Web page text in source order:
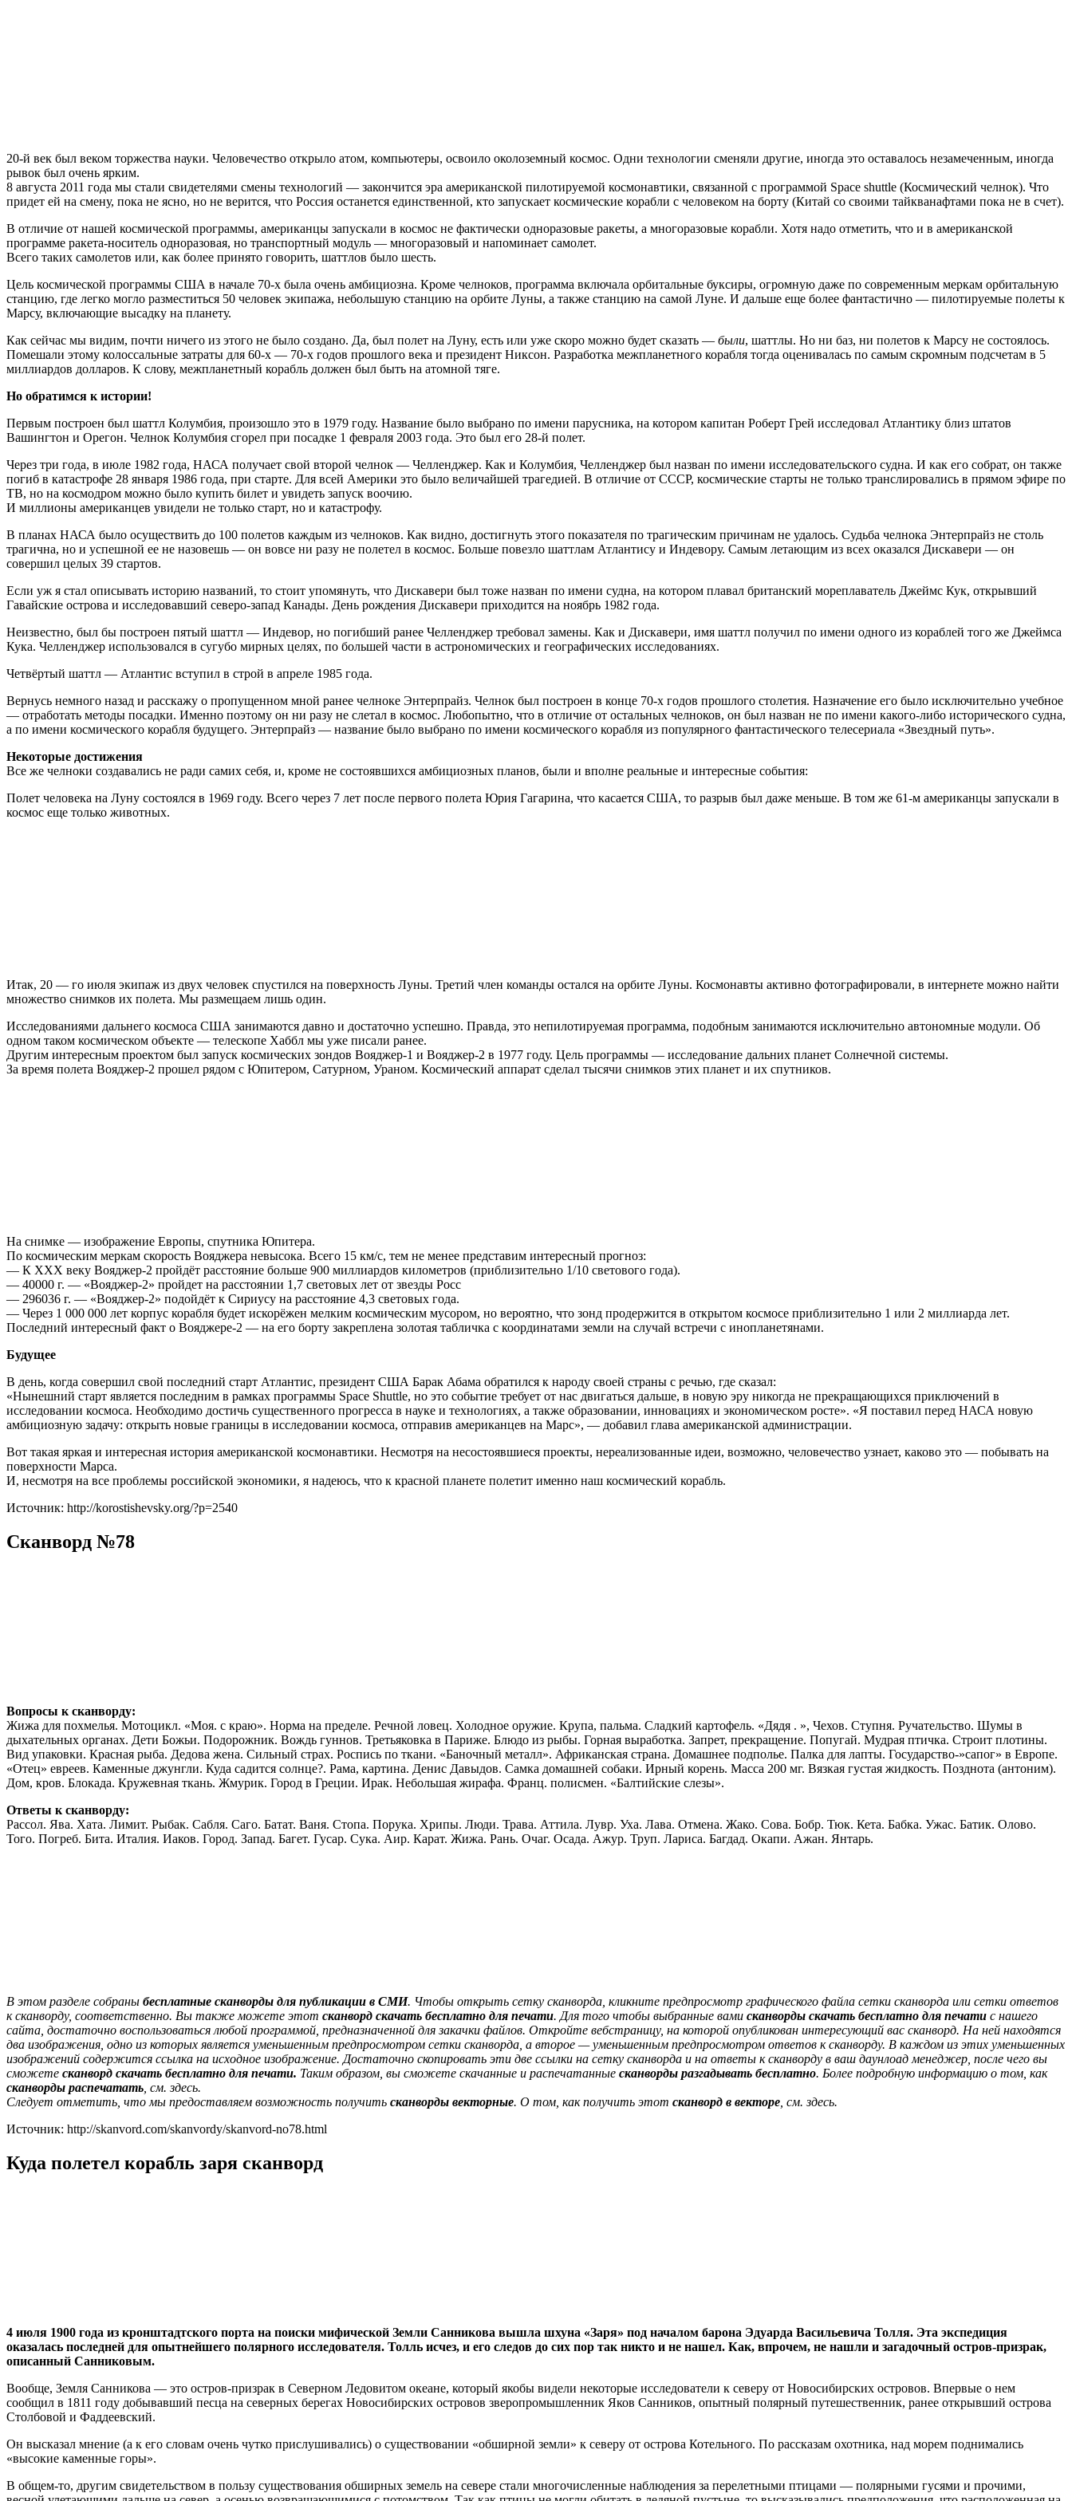
20-й век был веком торжества науки. Человечество открыло атом, компьютеры, освоило околоземный космос. Одни технологии сменяли другие, иногда это оставалось незамеченным, иногда
рывок был очень ярким.
8 августа 2011 года мы стали свидетелями смены технологий — закончится эра американской пилотируемой космонавтики, связанной с программой Space shuttle (Космический челнок). Что
придет ей на смену, пока не ясно, но не верится, что Россия останется единственной, кто запускает космические корабли с человеком на борту (Китай со своими тайкванафтами пока не в счет).
В отличие от нашей космической программы, американцы запускали в космос не фактически одноразовые ракеты, а многоразовые корабли. Хотя надо отметить, что и в американской
программе ракета-носитель одноразовая, но транспортный модуль — многоразовый и напоминает самолет.
Всего таких самолетов или, как более принято говорить, шаттлов было шесть.
Цель космической программы США в начале 70-х была очень амбициозна. Кроме челноков, программа включала орбитальные буксиры, огромную даже по современным меркам орбитальную
станцию, где легко могло разместиться 50 человек экипажа, небольшую станцию на орбите Луны, а также станцию на самой Луне. И дальше еще более фантастично — пилотируемые полеты к
Марсу, включающие высадку на планету.
Как сейчас мы видим, почти ничего из этого не было создано. Да, был полет на Луну, есть или уже скоро можно будет сказать — были, шаттлы. Но ни баз, ни полетов к Марсу не состоялось.
Помешали этому колоссальные затраты для 60-х — 70-х годов прошлого века и президент Никсон. Разработка межпланетного корабля тогда оценивалась по самым скромным подсчетам в 5
миллиардов долларов. К слову, межпланетный корабль должен был быть на атомной тяге.
Но обратимся к истории!
Первым построен был шаттл Колумбия, произошло это в 1979 году. Название было выбрано по имени парусника, на котором капитан Роберт Грей исследовал Атлантику близ штатов
Вашингтон и Орегон. Челнок Колумбия сгорел при посадке 1 февраля 2003 года. Это был его 28-й полет.
Через три года, в июле 1982 года, НАСА получает свой второй челнок — Челленджер. Как и Колумбия, Челленджер был назван по имени исследовательского судна. И как его собрат, он также
погиб в катастрофе 28 января 1986 года, при старте. Для всей Америки это было величайшей трагедией. В отличие от СССР, космические старты не только транслировались в прямом эфире по
ТВ, но на космодром можно было купить билет и увидеть запуск воочию.
И миллионы американцев увидели не только старт, но и катастрофу.
В планах НАСА было осуществить до 100 полетов каждым из челноков. Как видно, достигнуть этого показателя по трагическим причинам не удалось. Судьба челнока Энтерпрайз не столь
трагична, но и успешной ее не назовешь — он вовсе ни разу не полетел в космос. Больше повезло шаттлам Атлантису и Индевору. Самым летающим из всех оказался Дискавери — он
совершил целых 39 стартов.
Если уж я стал описывать историю названий, то стоит упомянуть, что Дискавери был тоже назван по имени судна, на котором плавал британский мореплаватель Джеймс Кук, открывший
Гавайские острова и исследовавший северо-запад Канады. День рождения Дискавери приходится на ноябрь 1982 года.
Неизвестно, был бы построен пятый шаттл — Индевор, но погибший ранее Челленджер требовал замены. Как и Дискавери, имя шаттл получил по имени одного из кораблей того же Джеймса
Кука. Челленджер использовался в сугубо мирных целях, по большей части в астрономических и географических исследованиях.
Четвёртый шаттл — Атлантис вступил в строй в апреле 1985 года.
Вернусь немного назад и расскажу о пропущенном мной ранее челноке Энтерпрайз. Челнок был построен в конце 70-х годов прошлого столетия. Назначение его было исключительно учебное
— отработать методы посадки. Именно поэтому он ни разу не слетал в космос. Любопытно, что в отличие от остальных челноков, он был назван не по имени какого-либо исторического судна,
а по имени космического корабля будущего. Энтерпрайз — название было выбрано по имени космического корабля из популярного фантастического телесериала «Звездный путь».
Некоторые достижения
Все же челноки создавались не ради самих себя, и, кроме не состоявшихся амбициозных планов, были и вполне реальные и интересные события:
Полет человека на Луну состоялся в 1969 году. Всего через 7 лет после первого полета Юрия Гагарина, что касается США, то разрыв был даже меньше. В том же 61-м американцы запускали в
космос еще только животных.
Итак, 20 — го июля экипаж из двух человек спустился на поверхность Луны. Третий член команды остался на орбите Луны. Космонавты активно фотографировали, в интернете можно найти
множество снимков их полета. Мы размещаем лишь один.
Исследованиями дальнего космоса США занимаются давно и достаточно успешно. Правда, это непилотируемая программа, подобным занимаются исключительно автономные модули. Об
одном таком космическом объекте — телескопе Хаббл мы уже писали ранее.
Другим интересным проектом был запуск космических зондов Вояджер-1 и Вояджер-2 в 1977 году. Цель программы — исследование дальних планет Солнечной системы.
За время полета Вояджер-2 прошел рядом с Юпитером, Сатурном, Ураном. Космический аппарат сделал тысячи снимков этих планет и их спутников.
На снимке — изображение Европы, спутника Юпитера.
По космическим меркам скорость Вояджера невысока. Всего 15 км/с, тем не менее представим интересный прогноз:
— К XXX веку Вояджер-2 пройдёт расстояние больше 900 миллиардов километров (приблизительно 1/10 светового года).
— 40000 г. — «Вояджер-2» пройдет на расстоянии 1,7 световых лет от звезды Росс
— 296036 г. — «Вояджер-2» подойдёт к Сириусу на расстояние 4,3 световых года.
— Через 1 000 000 лет корпус корабля будет искорёжен мелким космическим мусором, но вероятно, что зонд продержится в открытом космосе приблизительно 1 или 2 миллиарда лет.
Последний интересный факт о Вояджере-2 — на его борту закреплена золотая табличка с координатами земли на случай встречи с инопланетянами.
Будущее
В день, когда совершил свой последний старт Атлантис, президент США Барак Абама обратился к народу своей страны с речью, где сказал:
«Нынешний старт является последним в рамках программы Space Shuttle, но это событие требует от нас двигаться дальше, в новую эру никогда не прекращающихся приключений в
исследовании космоса. Необходимо достичь существенного прогресса в науке и технологиях, а также образовании, инновациях и экономическом росте». «Я поставил перед НАСА новую
амбициозную задачу: открыть новые границы в исследовании космоса, отправив американцев на Марс», — добавил глава американской администрации.
Вот такая яркая и интересная история американской космонавтики. Несмотря на несостоявшиеся проекты, нереализованные идеи, возможно, человечество узнает, каково это — побывать на
поверхности Марса.
И, несмотря на все проблемы российской экономики, я надеюсь, что к красной планете полетит именно наш космический корабль.
Источник: http://korostishevsky.org/?p=2540
Сканворд №78
Вопросы к сканворду:
Жижа для похмелья. Мотоцикл. «Моя. с краю». Норма на пределе. Речной ловец. Холодное оружие. Крупа, пальма. Сладкий картофель. «Дядя . », Чехов. Ступня. Ручательство. Шумы в
дыхательных органах. Дети Божьи. Подорожник. Вождь гуннов. Третьяковка в Париже. Блюдо из рыбы. Горная выработка. Запрет, прекращение. Попугай. Мудрая птичка. Строит плотины.
Вид упаковки. Красная рыба. Дедова жена. Сильный страх. Роспись по ткани. «Баночный металл». Африканская страна. Домашнее подполье. Палка для лапты. Государство-»сапог» в Европе.
«Отец» евреев. Каменные джунгли. Куда садится солнце?. Рама, картина. Денис Давыдов. Самка домашней собаки. Ирный корень. Масса 200 мг. Вязкая густая жидкость. Позднота (антоним).
Дом, кров. Блокада. Кружевная ткань. Жмурик. Город в Греции. Ирак. Небольшая жирафа. Франц. полисмен. «Балтийские слезы».
Ответы к сканворду:
Рассол. Ява. Хата. Лимит. Рыбак. Сабля. Саго. Батат. Ваня. Стопа. Порука. Хрипы. Люди. Трава. Аттила. Лувр. Уха. Лава. Отмена. Жако. Сова. Бобр. Тюк. Кета. Бабка. Ужас. Батик. Олово.
Того. Погреб. Бита. Италия. Иаков. Город. Запад. Багет. Гусар. Сука. Аир. Карат. Жижа. Рань. Очаг. Осада. Ажур. Труп. Лариса. Багдад. Окапи. Ажан. Янтарь.
В этом разделе собраны бесплатные сканворды для публикации в СМИ. Чтобы открыть сетку сканворда, кликните предпросмотр графического файла сетки сканворда или сетки ответов
к сканворду, соответственно. Вы также можете этот сканворд скачать бесплатно для печати. Для того чтобы выбранные вами сканворды скачать бесплатно для печати с нашего
сайта, достаточно воспользоваться любой программой, предназначенной для закачки файлов. О​ткройте вебстраницу, на которой опубликован интересующий вас сканворд. На ней находятся
два изображения, одно из которых является уменьшенным предпросмотром сетки сканворда, а второе — уменьшенным предпросмотром ответов к сканворду. В каждом из этих уменьшенных
изображений содержится ссылка на исходное изображение. Достаточно скопировать эти две ссылки на сетку сканворда и на ответы к сканворду в ваш даунлоад менеджер, после чего вы
сможете сканворд скачать бесплатно для печати. Таким образом, вы сможете скачанные и распечатанные сканворды разгадывать бесплатно. Более подробную информацию о том, как
сканворды распечатать , см. здесь.
Следует отметить, что мы предоставляем возможность получить сканворды векторные. О том, как получить этот сканворд в векторе , см. здесь.
Источник: http://skanvord.com/skanvordy/skanvord-no78.html
Куда полетел корабль заря сканворд
4 июля 1900 года из кронштадтского порта на поиски мифической Земли Санникова вышла шхуна «Заря» под началом барона Эдуарда Васильевича Толля. Эта экспедиция
оказалась последней для опытнейшего полярного исследователя. Толль исчез, и его следов до сих пор так никто и не нашел. Как, впрочем, не нашли и загадочный остров-призрак,
описанный Санниковым.
Вообще, Земля Санникова — это остров-призрак в Северном Ледовитом океане, который якобы видели некоторые исследователи к северу от Новосибирских островов. Впервые о нем
сообщил в 1811 году добывавший песца на северных берегах Новосибирских островов зверопромышленник Яков Санников, опытный полярный путешественник, ранее открывший острова
Столбовой и Фаддеевский.
Он высказал мнение (а к его словам очень чутко прислушивались) о существовании «обширной земли» к северу от острова Котельного. По рассказам охотника, над морем поднимались
«высокие каменные горы».
В общем-то, другим свидетельством в пользу существования обширных земель на севере стали многочисленные наблюдения за перелетными птицами — полярными гусями и прочими,